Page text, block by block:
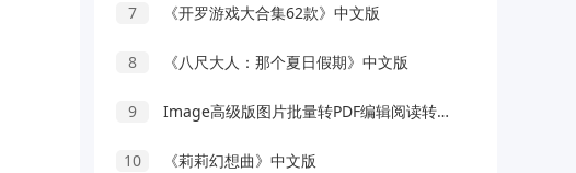
7 《开罗游戏大合集62款》中文版
8 《八尺大人：那个夏日假期》中文版
9 Image高级版图片批量转PDF编辑阅读转换工具
10 《莉莉幻想曲》中文版